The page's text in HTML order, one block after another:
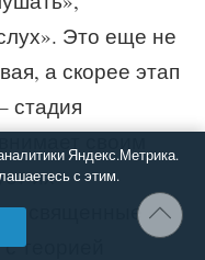
Это еще не
а скорее этап
стадия
своим
их
священные
теорией
Яндекс.Метрика.
с этим.